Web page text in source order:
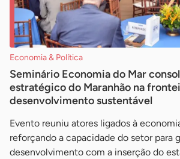
Economia & Política
Seminário Economia do Mar
estratégico do Maranhão na
desenvolvimento sustentável
Evento reuniu atores ligados à
reforçando a capacidade do setor para
desenvolvimento com a inserção do